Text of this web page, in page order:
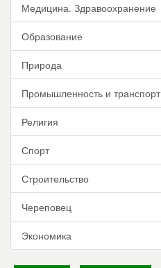
Медицина. Здравоохранение
Образование
Природа
Промышленность и транспорт
Религия
Спорт
Строительство
Череповец
Экономика